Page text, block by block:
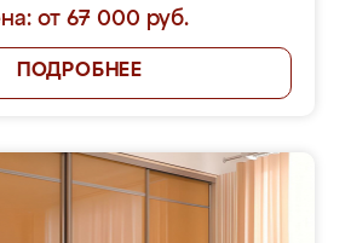
от 67 000 руб.
ПОДРОБНЕЕ